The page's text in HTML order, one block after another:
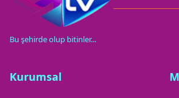
Bu şehirde olup bitinler...
Kurumsal